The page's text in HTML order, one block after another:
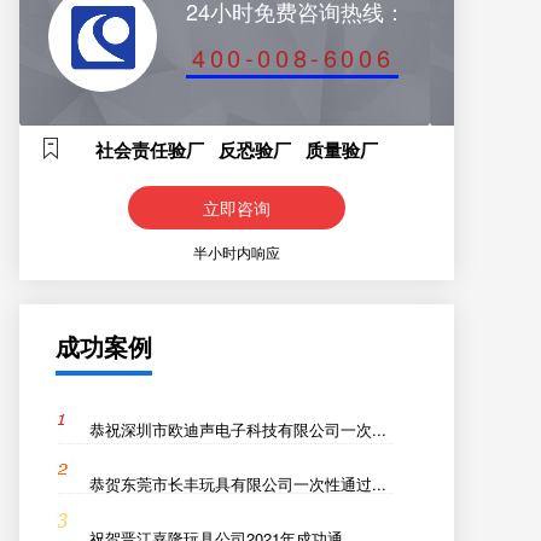
24小时免费咨询热线：
400-008-6006
社会责任验厂 反恐验厂 质量验厂
立即咨询
半小时内响应
成功案例
恭祝深圳市欧迪声电子科技有限公司一次...
恭贺东莞市长丰玩具有限公司一次性通过...